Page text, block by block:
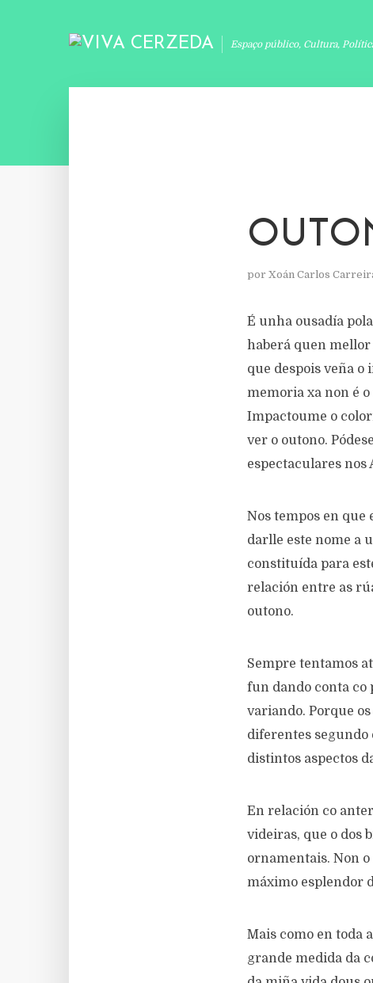
Espaço público, Cultura,
por Xoán Carlos
É unha ousadía
haberá quen mellor
que despois veña
memoria xa non é
Impactoume o
ver o outono.
espectaculares nos
Nos tempos en que
darlle este nome a
constituída para
relación entre as
outono.
Sempre tentamos
fun dando conta co
variando. Porque
diferentes segundo
distintos aspectos
En relación co
videiras, que o dos
ornamentais. Non
máximo esplendor
Mais como en toda
grande medida da